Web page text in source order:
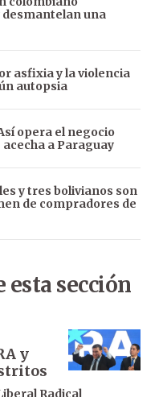
una
asfixia y la violencia
autopsia
opera el negocio
a Paraguay
y tres bolivianos son
de compradores de
esta sección
y
Radical